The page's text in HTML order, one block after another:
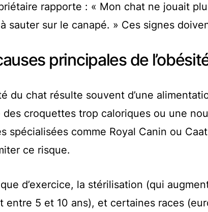
rapporte : « Mon chat ne jouait
sauter sur le canapé. » Ces signes
principales de
du chat résulte souvent d’une
des croquettes trop caloriques ou une
spécialisées comme Royal Canin ou
ce risque.
d’exercice, la stérilisation (qui
entre 5 et 10 ans), et certaines races